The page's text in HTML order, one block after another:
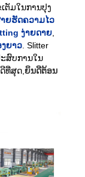
ຕັມໃນການປຸງ
ຍຮັດຄວາມໄວ
ງ່າຍດາຍ
ຍາວ . Slitter
ສົບການໃນ
ທີ່ສຸດ, ຍິນດີຕ້ອນ